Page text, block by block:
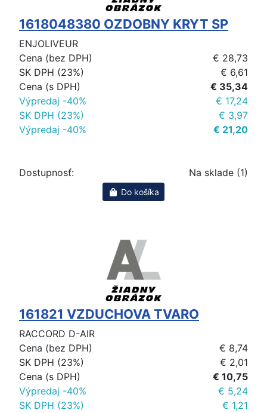
1618048380 OZDOBNY KRYT SP
ENJOLIVEUR
Cena (bez DPH)
€ 28,73
SK DPH (23%)
€ 6,61
Cena (s DPH)
€ 35,34
Výpredaj -40%
€ 17,24
SK DPH (23%)
€ 3,97
Výpredaj -40%
€ 21,20
Dostupnosť: Na sklade (1)
Do košíka
161821 VZDUCHOVA TVARO
RACCORD D-AIR
Cena (bez DPH)
€ 8,74
SK DPH (23%)
€ 2,01
Cena (s DPH)
€ 10,75
Výpredaj -40%
€ 5,24
SK DPH (23%)
€ 1,21